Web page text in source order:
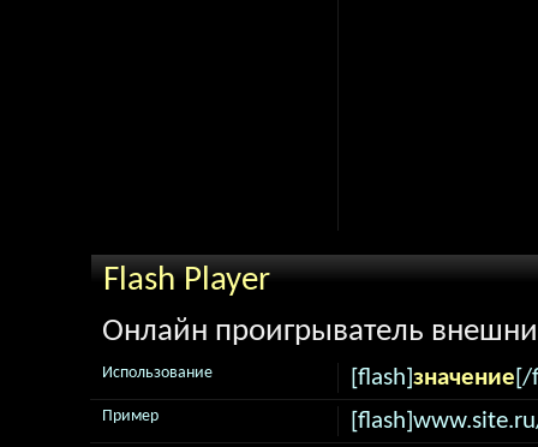
Flash Player
Онлайн проигрыватель
[flash]значение[/
Использование
Пример